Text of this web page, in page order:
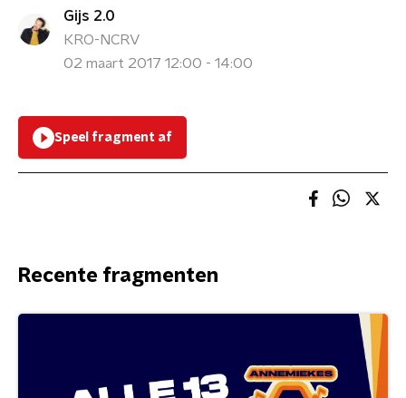
Gijs 2.0
KRO-NCRV
02 maart 2017 12:00 - 14:00
Speel fragment af
Recente fragmenten